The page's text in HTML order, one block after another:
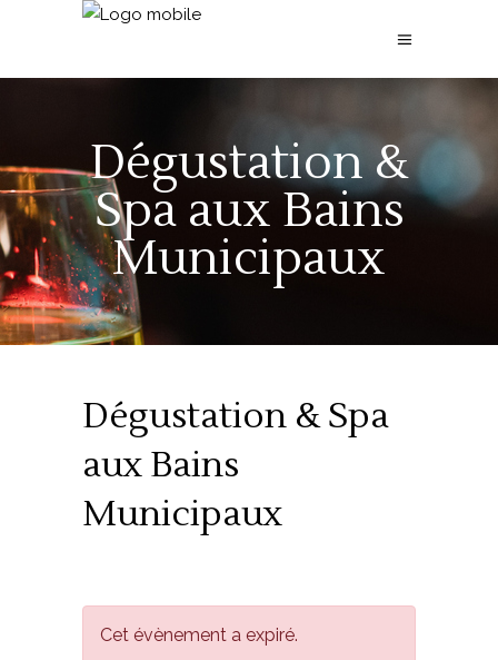
Dégustation &
Spa aux Bains
Municipaux
Dégustation & Spa
aux Bains
Municipaux
Cet évènement a expiré.